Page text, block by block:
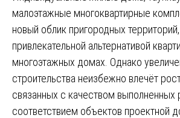
малоэтажные многоквартирные
новый облик пригородных
привлекательной альтернативой
многоэтажных домах. Однако
строительства неизбежно влечёт
связанных с качеством выполненных
соответствием объектов проектной